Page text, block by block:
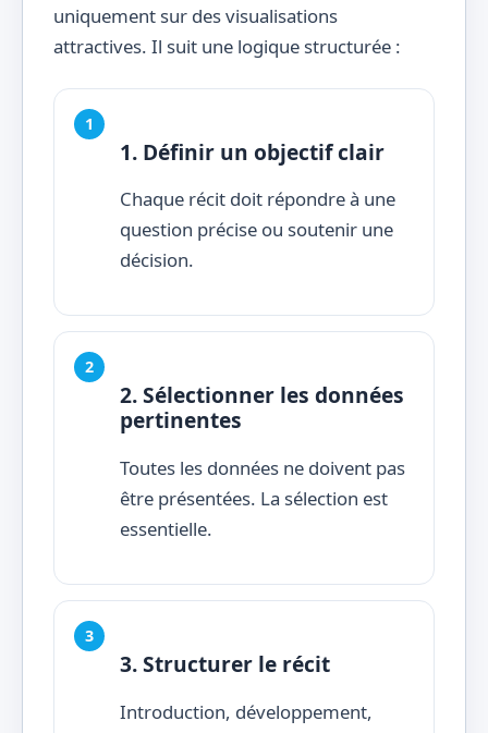
uniquement sur des visualisations
attractives. Il suit une logique structurée :
1. Définir un objectif clair
Chaque récit doit répondre à une
question précise ou soutenir une
décision.
2. Sélectionner les données
pertinentes
Toutes les données ne doivent pas
être présentées. La sélection est
essentielle.
3. Structurer le récit
Introduction, développement,